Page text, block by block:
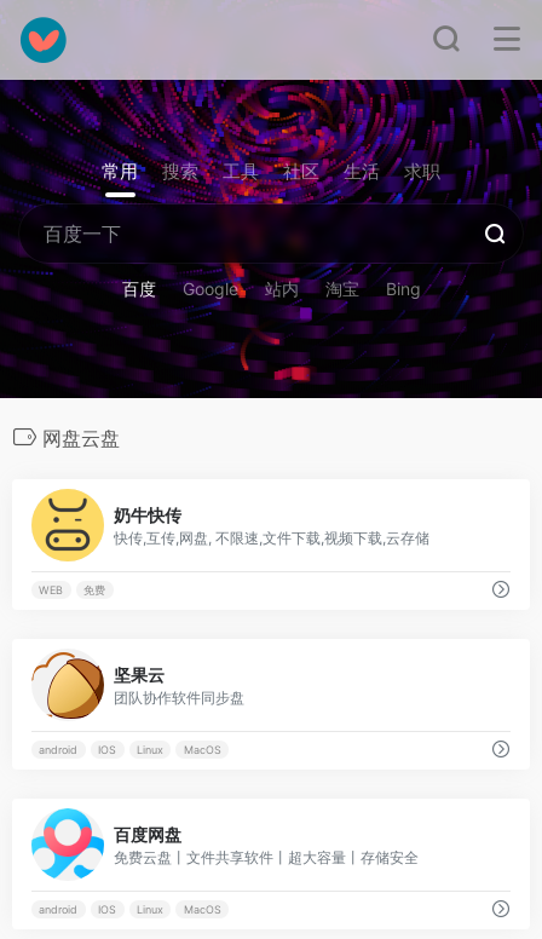
常用 搜索 工具 社区 生活 求职
百度 Google 站内 淘宝 Bing
网盘云盘
奶牛快传
快传,互传,网盘, 不限速,文件下载,视频下载,云存储
WEB 免费
坚果云
团队协作软件同步盘
android IOS Linux MacOS
百度网盘
免费云盘丨文件共享软件丨超大容量丨存储安全
android IOS Linux MacOS